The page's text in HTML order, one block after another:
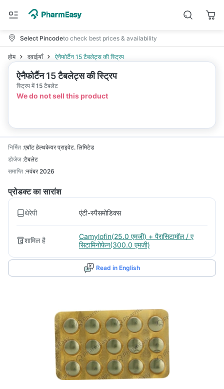
Select Pincodeto check best prices & availability
होम दवाईयाँ ऐनैफोर्टैन 15 टैबलेट्स की स्ट्रिप
ऐनैफोर्टैन 15 टैबलेट्स की स्ट्रिप
स्ट्रिप में 15 टैबलेट
We do not sell this product
निर्मित :एबॉट हेल्थकेयर प्राइवेट. लिमिटेड
डोजेज :टैबलेट
समाप्ति :नवंबर 2026
प्रोडक्ट का सारांश
थेरेपी एंटी-स्पैसमोडिक्स
शामिल है
Camylofin(25.0 एमजी) + पैरासिटामॉल / ए
सिटामिनोफेन(300.0 एमजी)
Read in English